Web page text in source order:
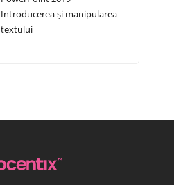
Introducerea și manipularea
textului